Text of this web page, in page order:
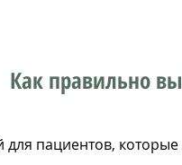
Как правильно
пациентов,